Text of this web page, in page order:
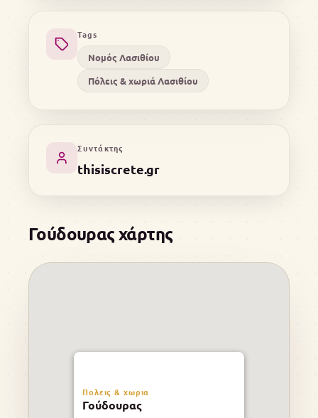
Tags
Νομός Λασιθίου
Πόλεις & χωριά Λασιθίου
Συντάκτης
thisiscrete.gr
Γούδουρας χάρτης
Πολεις & χωρια
Γούδουρας